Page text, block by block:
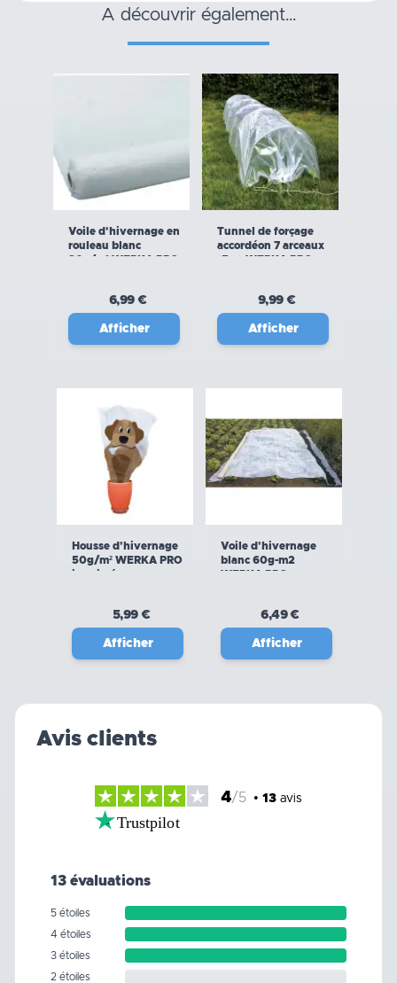
a découvrir également…
Voile d'hivernage en
rouleau blanc
30g/m² WERKA PRO
6,99 €
Afficher
Tunnel de forçage
accordéon 7 arceaux
(5m) WERKA PRO
9,99 €
Afficher
Housse d'hivernage
50g/m² WERKA PRO
imprimée
5,99 €
Afficher
Voile d'hivernage
blanc 60g-m2
WERKA PRO
6,49 €
Afficher
Avis clients
4/5 • 13 avis
Trustpilot
13 évaluations
5 étoiles
4 étoiles
3 étoiles
2 étoiles